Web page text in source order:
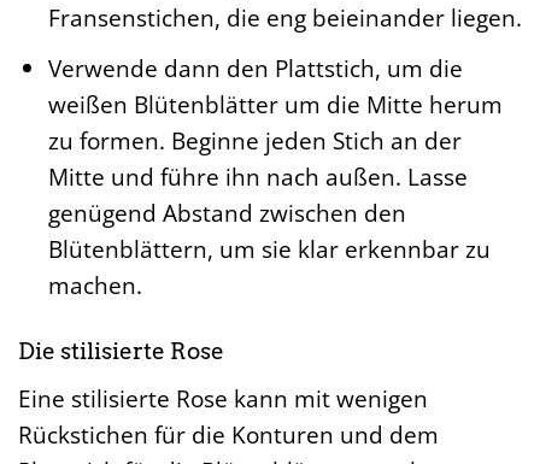
Fransenstichen, die eng beieinander liegen.
Verwende dann den Plattstich, um die
weißen Blütenblätter um die Mitte herum
zu formen. Beginne jeden Stich an der
Mitte und führe ihn nach außen. Lasse
genügend Abstand zwischen den
Blütenblättern, um sie klar erkennbar zu
machen.
Die stilisierte Rose
Eine stilisierte Rose kann mit wenigen
Rückstichen für die Konturen und dem